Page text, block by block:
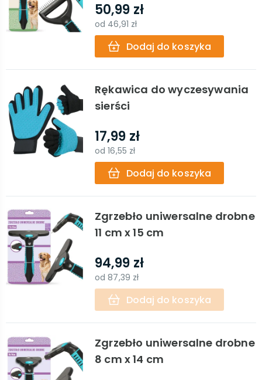
50,99 zł
od 46,91 zł
Dodaj do koszyka
Rękawica do wyczesywania
sierści
17,99 zł
od16,55 zł
Dodaj do koszyka
Zgrzebło uniwersalne drobne
11 cm x 15 cm
94,99 zł
od87,39 zł
Dodaj do koszyka
Zgrzebło uniwersalne drobne
8 cm x 14 cm